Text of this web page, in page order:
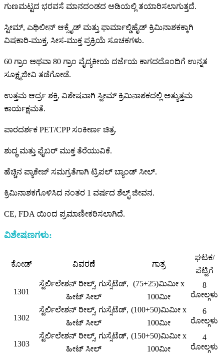
ಗುಣಮಟ್ಟದ ಭರವಸೆ ಮಾನದಂಡದ ಅಡಿಯಲ್ಲಿ ತಯಾರಿಸಲಾಗುತ್ತದೆ.
ಸ್ಟೀಮ್, ಎಥಿಲೀನ್ ಆಕ್ಸೈಡ್ ಮತ್ತು ಫಾರ್ಮಾಲ್ಡಿಹೈಡ್ ಕ್ರಿಮಿನಾಶಕಕ್ಕಾಗಿ
ವಿಷಕಾರಿ-ಮುಕ್ತ, ಸೀಸ-ಮುಕ್ತ ಪ್ರಕ್ರಿಯೆ ಸೂಚಕಗಳು.
60 ಗ್ರಾಂ ಅಥವಾ 80 ಗ್ರಾಂ ವೈದ್ಯಕೀಯ ದರ್ಜೆಯ ಕಾಗದದೊಂದಿಗೆ ಉನ್ನತ
ಸೂಕ್ಷ್ಮಜೀವಿ ತಡೆಗೋಡೆ.
ಉತ್ತಮ ಆರ್ದ್ರ ಶಕ್ತಿ, ವಿಶೇಷವಾಗಿ ಸ್ಟೀಮ್ ಕ್ರಿಮಿನಾಶಕದಲ್ಲಿ ಅತ್ಯುತ್ತಮ
ಕಾರ್ಯಕ್ಷಮತೆ.
ಪಾರದರ್ಶಕ PET/CPP ಸಂಕೀರ್ಣ ಚಿತ್ರ.
ಶುದ್ಧ ಮತ್ತು ಫೈಬರ್ ಮುಕ್ತ ತೆರೆಯುವಿಕೆ.
ಹೆಚ್ಚಿನ ಪ್ಯಾಕೇಜ್ ಸಮಗ್ರತೆಗಾಗಿ ಟ್ರಿಪಲ್ ಬ್ಯಾಂಡ್ ಸೀಲ್.
ಕ್ರಿಮಿನಾಶಕಗೊಳಿಸಿದ ನಂತರ 1 ವರ್ಷದ ಶೆಲ್ಫ್ ಜೀವನ.
CE, FDA ಯಿಂದ ಪ್ರಮಾಣೀಕರಿಸಲಾಗಿದೆ.
ವಿಶೇಷಣಗಳು:
ಕೋಡ್ ವಿವರಣೆ ಗಾತ್ರ
ಘಟಕ/
ಪೆಟ್ಟಿಗೆ
1301
ಸ್ಟೆರ್ಲಿಲೇಶನ್ ರೀಲ್ಸ್, ಗುಸ್ಸೆಟೆಡ್,
ಹೀಟ್ ಸೀಲ್
(75+25)ಮಿಮೀ x
100ಮೀ
8
ರೋಲ್ಗಳು
1302
ಸ್ಟೆರ್ಲಿಲೇಶನ್ ರೀಲ್ಸ್, ಗುಸ್ಸೆಟೆಡ್,
ಹೀಟ್ ಸೀಲ್
(100+50)ಮಿಮೀ x
100ಮೀ
6
ರೋಲ್ಗಳು
1303
ಸ್ಟೆರ್ಲಿಲೇಶನ್ ರೀಲ್ಸ್, ಗುಸ್ಸೆಟೆಡ್,
ಹೀಟ್ ಸೀಲ್
(150+50)ಮಿಮೀ x
100ಮೀ
4
ರೋಲ್ಗಳು